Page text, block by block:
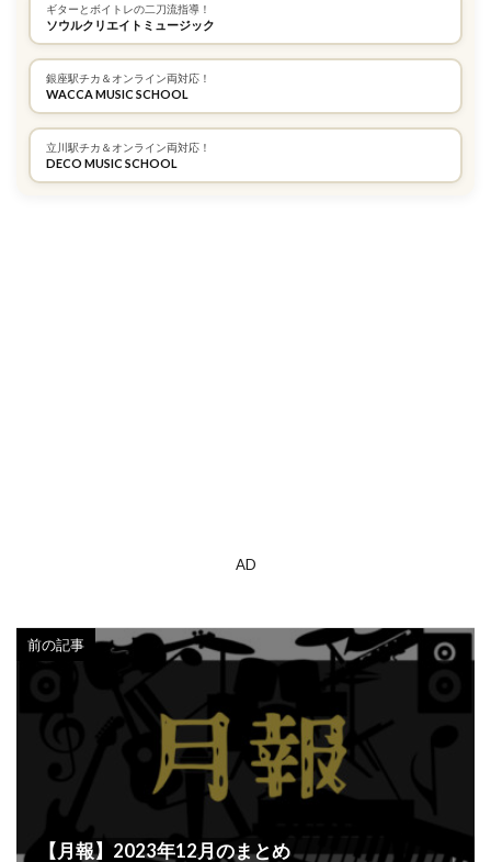
ギターとボイトレの二刀流指導！
ソウルクリエイトミュージック
銀座駅チカ＆オンライン両対応！
WACCA MUSIC SCHOOL
立川駅チカ＆オンライン両対応！
DECO MUSIC SCHOOL
AD
前の記事
【月報】2023年12月のまとめ